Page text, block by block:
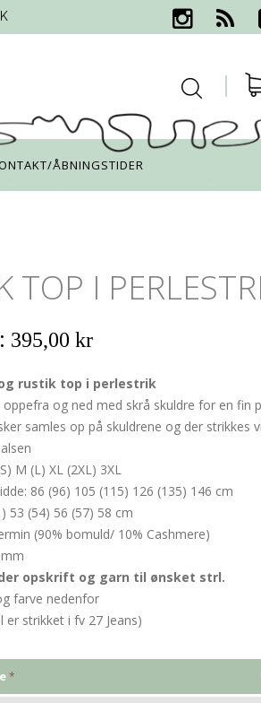
ÅBNINGSTIDER
TOP I
395,00 kr
rustik top i perlestrik
oppefra og ned med skrå skuldre for en fin
samles op på skuldrene og der strikkes
M (L) XL (2XL) 3XL
86 (96) 105 (115) 126 (135) 146 cm
53 (54) 56 (57) 58 cm
(90% bomuld/ 10% Cashmere)
opskrift og garn til ønsket strl.
farve nedenfor
er strikket i fv 27 Jeans)